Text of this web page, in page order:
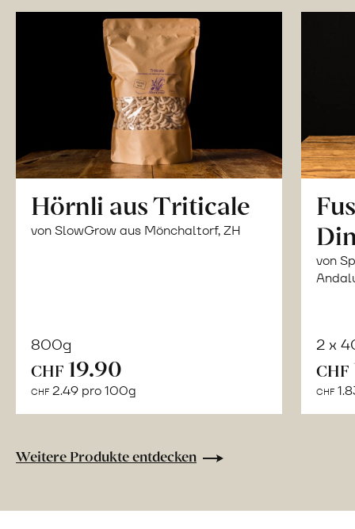
Hörnli aus Triticale
von SlowGrow aus Mönchaltorf, ZH
800g
CHF 19.90
CHF 2.49 pro 100g
von
2 x
CHF
CHF
Weitere Produkte entdecken